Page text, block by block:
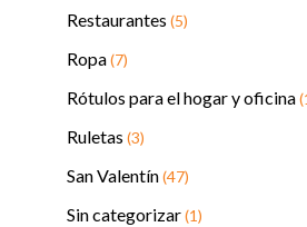
Restaurantes (5)
Ropa(7)
Rótulos para el hogar y oficina
Ruletas (3)
San Valentín(47)
Sin categorizar(1)